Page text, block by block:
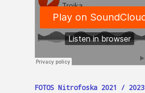
FOTOS Nitrofoska 2021 / 2023